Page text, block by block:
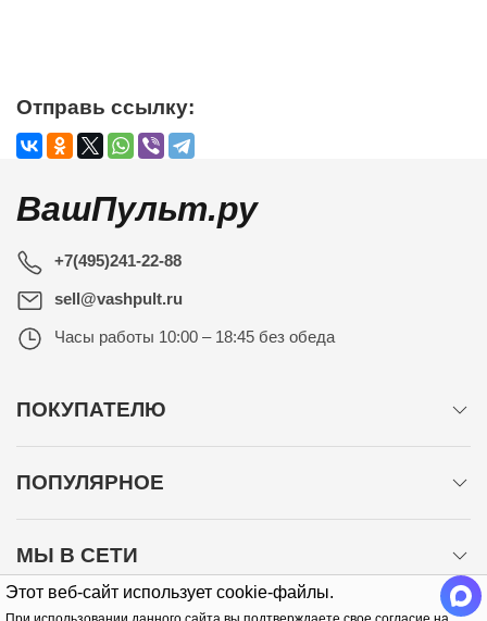
Этот веб-сайт использует cookie-файлы.
Отправь ссылку:
ВашПульт.ру
+7(495)241-22-88
sell@vashpult.ru
Часы работы 10:00 – 18:45 без обеда
ПОКУПАТЕЛЮ
ПОПУЛЯРНОЕ
МЫ В СЕТИ